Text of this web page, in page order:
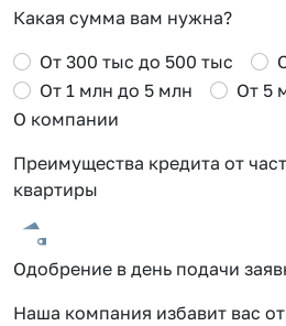
Какая сумма вам нужна?
От 300 тыс до 500 тыс
От 1 млн до 5 млн
От 5
О компании
Преимущества кредита от
квартиры
Одобрение в день подачи
Наша компания избавит вас